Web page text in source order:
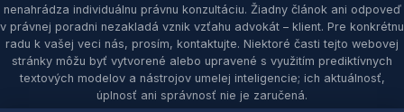
nenahrádza individuálnu právnu konzultáciu. Žiadny článok ani odpoveď
v právnej poradni nezakladá vznik vzťahu advokát – klient. Pre konkrétnu
radu k vašej veci nás, prosím, kontaktujte. Niektoré časti tejto webovej
stránky môžu byť vytvorené alebo upravené s využitím prediktívnych
textových modelov a nástrojov umelej inteligencie; ich aktuálnosť,
úplnosť ani správnosť nie je zaručená.